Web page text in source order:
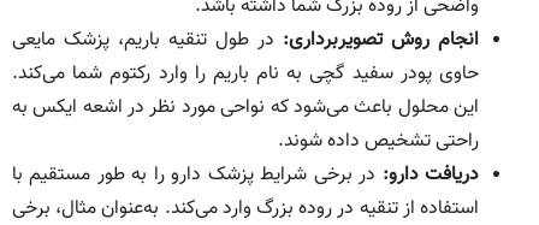
واضحی از روده بزرگ شما داشته باشد.
انجام روش تصویربرداری: در طول تنقیه باریم، پزشک مایعی
حاوی پودر سفید گچی به نام باریم را وارد رکتوم شما می‌کند.
این محلول باعث می‌شود که نواحی مورد نظر در اشعه ایکس به
راحتی تشخیص داده شوند.
دریافت دارو: در برخی شرایط پزشک دارو را به طور مستقیم با
استفاده از تنقیه در روده بزرگ وارد می‌کند. به‌عنوان مثال، برخی